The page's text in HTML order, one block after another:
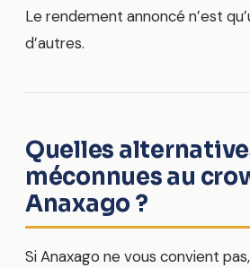
Le rendement annoncé n’est
d’autres.
Quelles
méconnues au
Anaxago ?
Si Anaxago ne vous convient